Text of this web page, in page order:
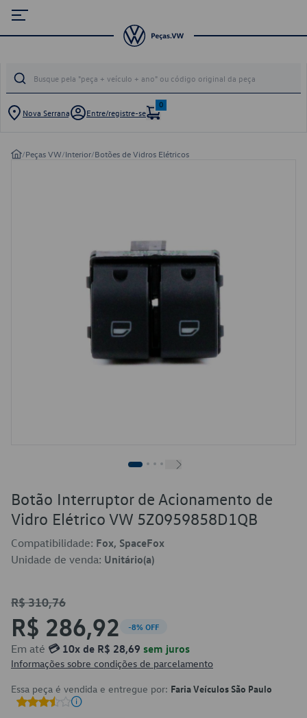
Nova Serrana Entre/registre-se
0
/Peças VW/Interior/Botões de Vidros Elétricos
Botão Interruptor de Acionamento de
Vidro Elétrico VW 5Z0959858D1QB
Compatibilidade: Fox, SpaceFox
Unidade de venda: Unitário(a)
R$ 310,76
R$ 286,92 -8% OFF
Em até 💳 10x de R$ 28,69 sem juros
Informações sobre condições de parcelamento
Essa peça é vendida e entregue por: Faria Veículos São Paulo